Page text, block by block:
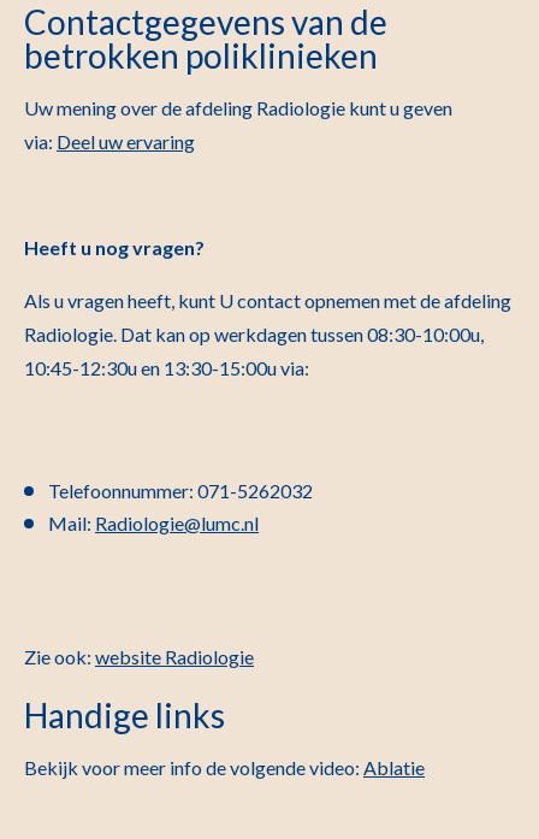
Contactgegevens van de
betrokken poliklinieken
Uw mening over de afdeling Radiologie kunt u geven
via: Deel uw ervaring
Heeft u nog vragen?
Als u vragen heeft, kunt U contact opnemen met de afdeling
Radiologie. Dat kan op werkdagen tussen 08:30-10:00u,
10:45-12:30u en 13:30-15:00u via:
Telefoonnummer: 071-5262032
Mail: Radiologie@lumc.nl
Zie ook: website Radiologie
Handige links
Bekijk voor meer info de volgende video: Ablatie